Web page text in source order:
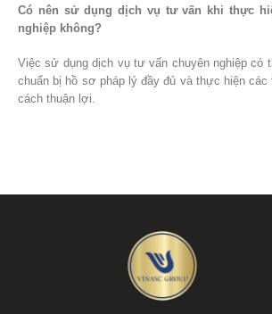
Có nên sử dụng dịch vụ tư vấn khi thực
nghiệp không?
Việc sử dụng dịch vụ tư vấn chuyên nghiệp có
chuẩn bị hồ sơ pháp lý đầy đủ và thực hiện các
cách thuận lợi.